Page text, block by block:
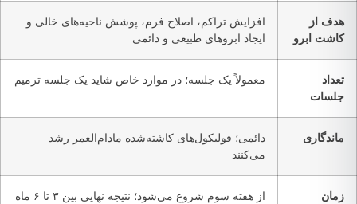
از
ابرو
افزایش تراکم، اصلاح فرم، پوشش ناحیه‌های خالی و
ایجاد ابروهای طبیعی و دائمی
معمولاً یک جلسه؛ در موارد خاص شاید یک جلسه ترمیم
دائمی؛ فولیکول‌های کاشته‌شده مادام‌العمر رشد
می‌کنند
از هفته سوم شروع می‌شود؛ نتیجه نهایی بین ۳ تا ۶ ماه